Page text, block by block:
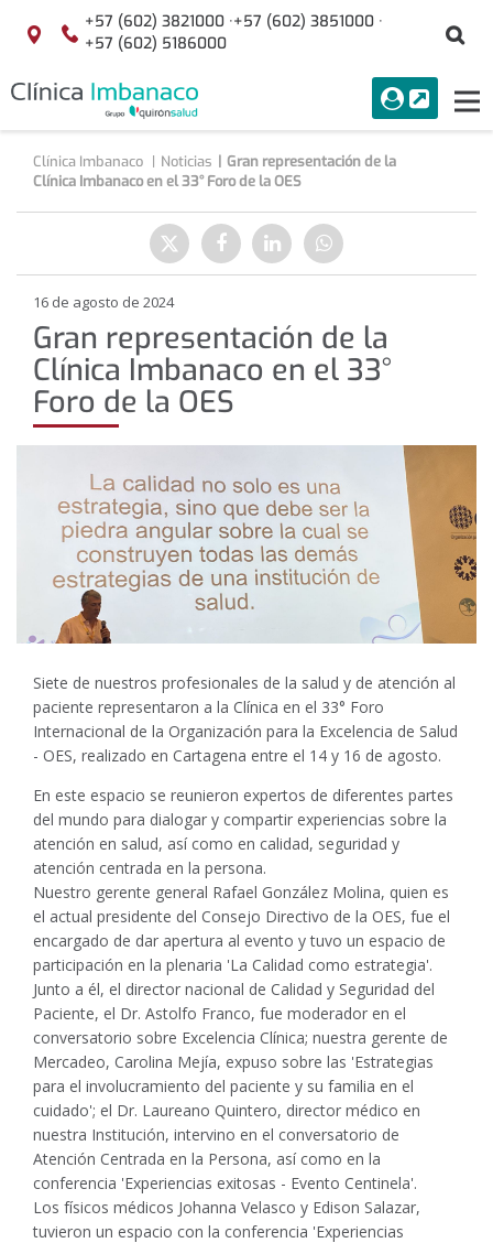
Saltar al contenido
Localización
+57 (602) 3821000 ·+57 (602) 3851000 ·
+57 (602) 5186000
menuAcceso
Buscar
Clínica Imbanaco Noticias
Gran representación de la
Clínica Imbanaco en el 33° Foro de la OES
16 de agosto de 2024
Gran representación de la
Clínica Imbanaco en el 33°
Foro de la OES
Enviar
a
Compartir
en
Compartir
en
Compartir
en
Siete de nuestros profesionales de la salud y de atención al
paciente representaron a la Clínica en el 33° Foro
Internacional de la Organización para la Excelencia de Salud
- OES, realizado en Cartagena entre el 14 y 16 de agosto.
En este espacio se reunieron expertos de diferentes partes
del mundo para dialogar y compartir experiencias sobre la
atención en salud, así como en calidad, seguridad y
atención centrada en la persona.
Nuestro gerente general Rafael González Molina, quien es
el actual presidente del Consejo Directivo de la OES, fue el
encargado de dar apertura al evento y tuvo un espacio de
participación en la plenaria 'La Calidad como estrategia'.
Junto a él, el director nacional de Calidad y Seguridad del
Paciente, el Dr. Astolfo Franco, fue moderador en el
conversatorio sobre Excelencia Clínica; nuestra gerente de
Mercadeo, Carolina Mejía, expuso sobre las 'Estrategias
para el involucramiento del paciente y su familia en el
cuidado'; el Dr. Laureano Quintero, director médico en
nuestra Institución, intervino en el conversatorio de
Atención Centrada en la Persona, así como en la
conferencia 'Experiencias exitosas - Evento Centinela'.
Los físicos médicos Johanna Velasco y Edison Salazar,
tuvieron un espacio con la conferencia 'Experiencias